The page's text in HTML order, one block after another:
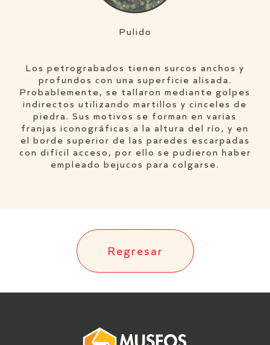
Pulido
Los petrograbados tienen surcos anchos y
profundos con una superficie alisada.
Probablemente, se tallaron mediante golpes
indirectos utilizando martillos y cinceles de
piedra. Sus motivos se forman en varias
franjas iconográficas a la altura del río, y en
el borde superior de las paredes escarpadas
con difícil acceso, por ello se pudieron haber
empleado bejucos para colgarse.
Regresar